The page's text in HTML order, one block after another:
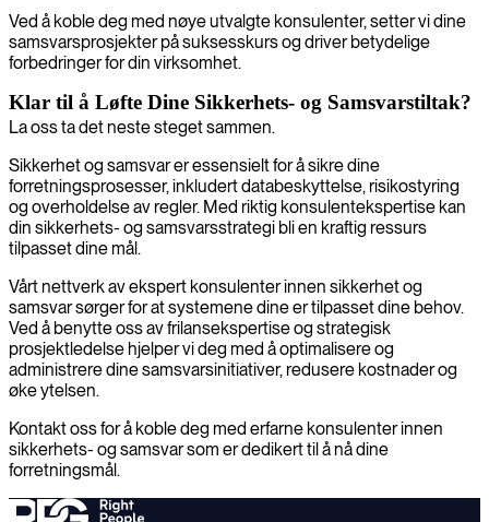
Ved å koble deg med nøye utvalgte konsulenter, setter vi dine
samsvarsprosjekter på suksesskurs og driver betydelige
forbedringer for din virksomhet.
Klar til å Løfte Dine Sikkerhets- og Samsvarstiltak?
La oss ta det neste steget sammen.
Sikkerhet og samsvar er essensielt for å sikre dine
forretningsprosesser, inkludert databeskyttelse, risikostyring
og overholdelse av regler. Med riktig konsulentekspertise kan
din sikkerhets- og samsvarsstrategi bli en kraftig ressurs
tilpasset dine mål.
Vårt nettverk av ekspert konsulenter innen sikkerhet og
samsvar sørger for at systemene dine er tilpasset dine behov.
Ved å benytte oss av frilansekspertise og strategisk
prosjektledelse hjelper vi deg med å optimalisere og
administrere dine samsvarsinitiativer, redusere kostnader og
øke ytelsen.
Kontakt oss for å koble deg med erfarne konsulenter innen
sikkerhets- og samsvar som er dedikert til å nå dine
forretningsmål.